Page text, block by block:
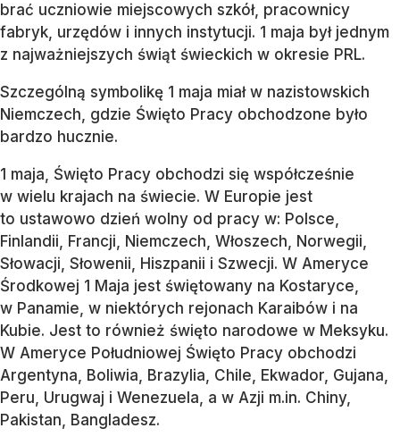
brać uczniowie miejscowych szkół, pracownicy
fabryk, urzędów i innych instytucji. 1 maja był jednym
z najważniejszych świąt świeckich w okresie PRL.
Szczególną symbolikę 1 maja miał w nazistowskich
Niemczech, gdzie Święto Pracy obchodzone było
bardzo hucznie.
1 maja, Święto Pracy obchodzi się współcześnie
w wielu krajach na świecie. W Europie jest
to ustawowo dzień wolny od pracy w: Polsce,
Finlandii, Francji, Niemczech, Włoszech, Norwegii,
Słowacji, Słowenii, Hiszpanii i Szwecji. W Ameryce
Środkowej 1 Maja jest świętowany na Kostaryce,
w Panamie, w niektórych rejonach Karaibów i na
Kubie. Jest to również święto narodowe w Meksyku.
W Ameryce Południowej Święto Pracy obchodzi
Argentyna, Boliwia, Brazylia, Chile, Ekwador, Gujana,
Peru, Urugwaj i Wenezuela, a w Azji m.in. Chiny,
Pakistan, Bangladesz.